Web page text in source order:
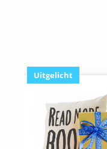
Uitgelicht